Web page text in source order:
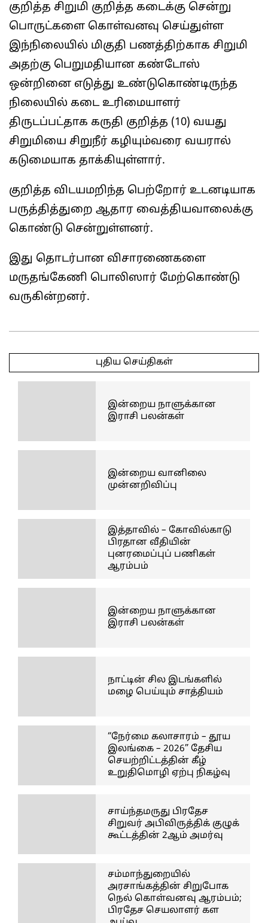
குறித்த சிறுமி குறித்த கடைக்கு சென்று
பொருட்களை கொள்வனவு செய்துள்ள
இந்நிலையில் மிகுதி பணத்திற்காக சிறுமி
அதற்கு பெறுமதியான கண்டோஸ்
ஒன்றினை எடுத்து உண்டுகொண்டிருந்த
நிலையில் கடை உரிமையாளர்
திருடப்பட்தாக கருதி குறித்த (10) வயது
சிறுமியை சிறுநீர் கழியும்வரை வயரால்
கடுமையாக தாக்கியுள்ளார்.
குறித்த விடயமறிந்த பெற்றோர் உடனடியாக
பருத்தித்துறை ஆதார வைத்தியவாலைக்கு
கொண்டு சென்றுள்ளனர்.
இது தொடர்பான விசாரணைகளை
மருதங்கேணி பொலிஸார் மேற்கொண்டு
வருகின்றனர்.
03-
புதிய செய்திகள்
இன்றைய நாளுக்கான
இராசி பலன்கள்
இன்றைய வானிலை
முன்னறிவிப்பு
இத்தாவில் – கோவில்காடு
பிரதான வீதியின்
புனரமைப்புப் பணிகள்
ஆரம்பம்
இன்றைய நாளுக்கான
இராசி பலன்கள்
நாட்டின் சில இடங்களில்
மழை பெய்யும் சாத்தியம்
“நேர்மை கலாசாரம் – தூய
இலங்கை – 2026” தேசிய
செயற்றிட்டத்தின் கீழ்
உறுதிமொழி ஏற்பு நிகழ்வு
சாய்ந்தமருது பிரதேச
சிறுவர் அபிவிருத்திக் குழுக்
கூட்டத்தின் 2ஆம் அமர்வு
சம்மாந்துறையில்
அரசாங்கத்தின் சிறுபோக
நெல் கொள்வனவு ஆரம்பம்;
பிரதேச செயலாளர் கள